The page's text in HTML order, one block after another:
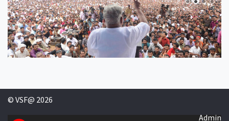
© VSF@ 2026
Admin